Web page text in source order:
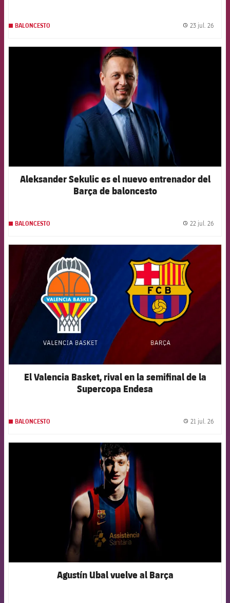
BALONCESTO 23 jul. 26
FCB Barcelona badge
Aleksander Sekulic es el nuevo entrenador del
Barça de baloncesto
BALONCESTO 22 jul. 26
El Valencia Basket, rival en la semifinal de la
Supercopa Endesa
BALONCESTO 21 jul. 26
FCB Barcelona badge
Agustín Ubal vuelve al Barça